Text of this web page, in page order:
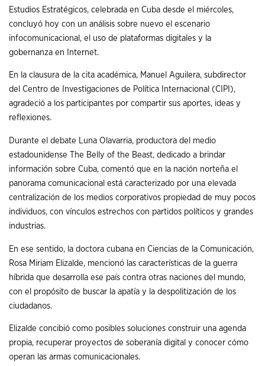
Estudios Estratégicos, celebrada en Cuba desde el miércoles,
concluyó hoy con un análisis sobre nuevo el escenario
infocomunicacional, el uso de plataformas digitales y la
gobernanza en Internet.
En la clausura de la cita académica, Manuel Aguilera, subdirector
del Centro de Investigaciones de Política Internacional (CIPI),
agradeció a los participantes por compartir sus aportes, ideas y
reflexiones.
Durante el debate Luna Olavarria, productora del medio
estadounidense The Belly of the Beast, dedicado a brindar
información sobre Cuba, comentó que en la nación norteña el
panorama comunicacional está caracterizado por una elevada
centralización de los medios corporativos propiedad de muy pocos
individuos, con vínculos estrechos con partidos políticos y grandes
industrias.
En ese sentido, la doctora cubana en Ciencias de la Comunicación,
Rosa Miriam Elizalde, mencionó las características de la guerra
híbrida que desarrolla ese país contra otras naciones del mundo,
con el propósito de buscar la apatía y la despolitización de los
ciudadanos.
Elizalde concibió como posibles soluciones construir una agenda
propia, recuperar proyectos de soberanía digital y conocer cómo
operan las armas comunicacionales.